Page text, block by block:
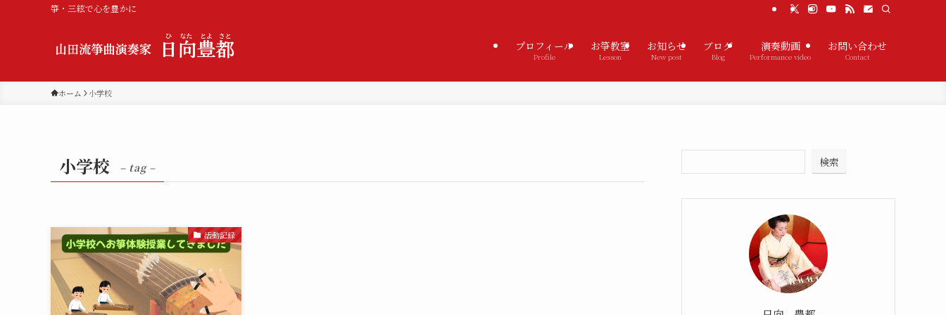
箏・三絃で心を豊かに
プロフィール
Profile
お箏教室
Lesson
お知らせ
New post
ブログ
Blog
演奏動画
Performance video
お問い合わせ
Contact
ホーム 小学校
小学校 – tag –
活動記録
検索